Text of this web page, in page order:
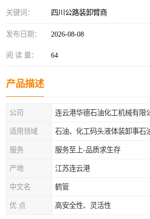
关键词： 四川公路装卸臂商
发布日期： 2026-08-08
阅 读 量： 64
产品描述
公司 连云港华德石油化工机械有限
适用领域 石油、化工码头液体装卸事石
服务 服务至上-品质求生存
产地 江苏连云港
中文名 鹤管
优 点 高安全性、灵活性